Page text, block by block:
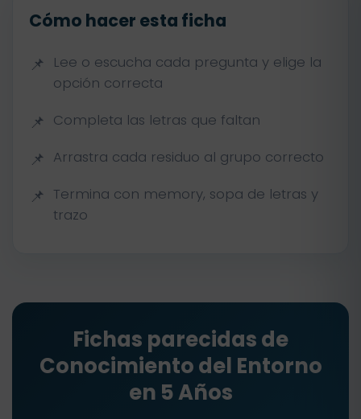
Cómo hacer esta ficha
Lee o escucha cada pregunta y elige la
opción correcta
Completa las letras que faltan
Arrastra cada residuo al grupo correcto
Termina con memory, sopa de letras y
trazo
Fichas parecidas de
Conocimiento del Entorno
en 5 Años